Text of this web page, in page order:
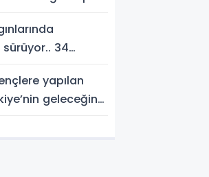
34
yapılan
geleceğine